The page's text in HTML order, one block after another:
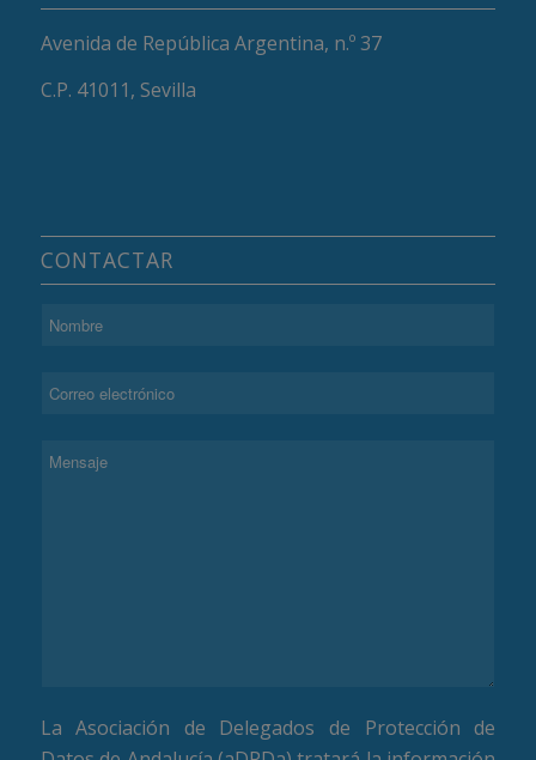
Avenida de República Argentina, n.º 37
C.P. 41011, Sevilla
CONTACTAR
La Asociación de Delegados de Protección de